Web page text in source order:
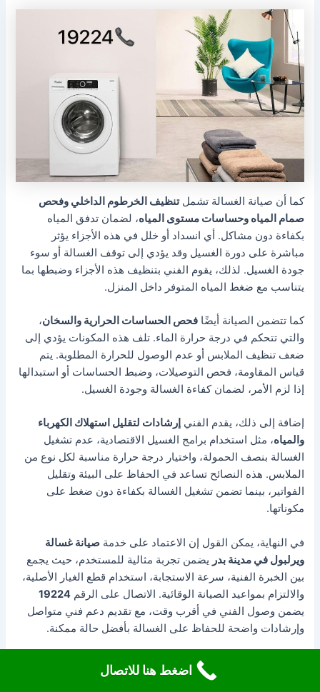
كما أن صيانة الغسالة تشملتنظيف الخرطوم الداخلي وفحص
صمام المياه وحساسات مستوى المياه، لضمان تدفق المياه
بكفاءة دون مشاكل. أي انسداد أو خلل في هذه الأجزاء يؤثر
مباشرة على دورة الغسيل وقد يؤدي إلى توقف الغسالة أو سوء
جودة الغسيل. لذلك، يقوم الفني بتنظيف هذه الأجزاء وضبطها بما
يتناسب مع ضغط المياه المتوفر داخل المنزل.
كما تتضمن الصيانة أيضًافحص الحساسات الحرارية والسخان،
والتي تتحكم في درجة حرارة الماء. تلف هذه المكونات يؤدي إلى
ضعف تنظيف الملابس أو عدم الوصول للحرارة المطلوبة. يتم
قياس المقاومة، فحص التوصيلات، وضبط الحساسات أو استبدالها
إذا لزم الأمر، لضمان كفاءة الغسالة وجودة الغسيل.
إضافة إلى ذلك، يقدم الفنيإرشادات لتقليل استهلاك الكهرباء
والمياه، مثل استخدام برامج الغسيل الاقتصادية، عدم تشغيل
الغسالة بنصف الحمولة، واختيار درجة حرارة مناسبة لكل نوع من
الملابس. هذه النصائح تساعد في الحفاظ على البيئة وتقليل
الفواتير، بينما تضمن تشغيل الغسالة بكفاءة دون ضغط على
مكوناتها.
في النهاية، يمكن القول إن الاعتماد على خدمةصيانة غسالة
ويرلبول في مدينة بدر يضمن تجربة مثالية للمستخدم، حيث يجمع
بين الخبرة الفنية، سرعة الاستجابة، استخدام قطع الغيار الأصلية،
والالتزام بمواعيد الصيانة الوقائية. الاتصال على الرقم19224
يضمن وصول الفني في أقرب وقت، مع تقديم دعم فني متواصل
وإرشادات واضحة للحفاظ على الغسالة بأفضل حالة ممكنة.
الاستثمار في صيانة غسالة ويرلبول ليس مجرد إصلاح أعطال، بل
هو ضمان لاستمرارية الأداء الممتاز للجهاز، وتوفير الوقت والجهد،
اضغط هنا للاتصال